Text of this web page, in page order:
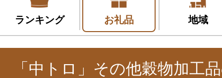
ランキング お礼品 地域
「中トロ」その他穀物加工